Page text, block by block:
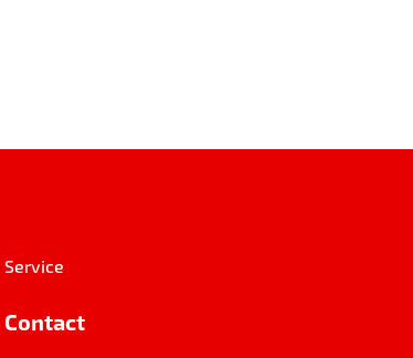
Service
Contact